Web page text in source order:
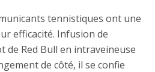
tennistiques ont une
efficacité. Infusion de
de Red Bull en intraveineuse
de côté, il se confie